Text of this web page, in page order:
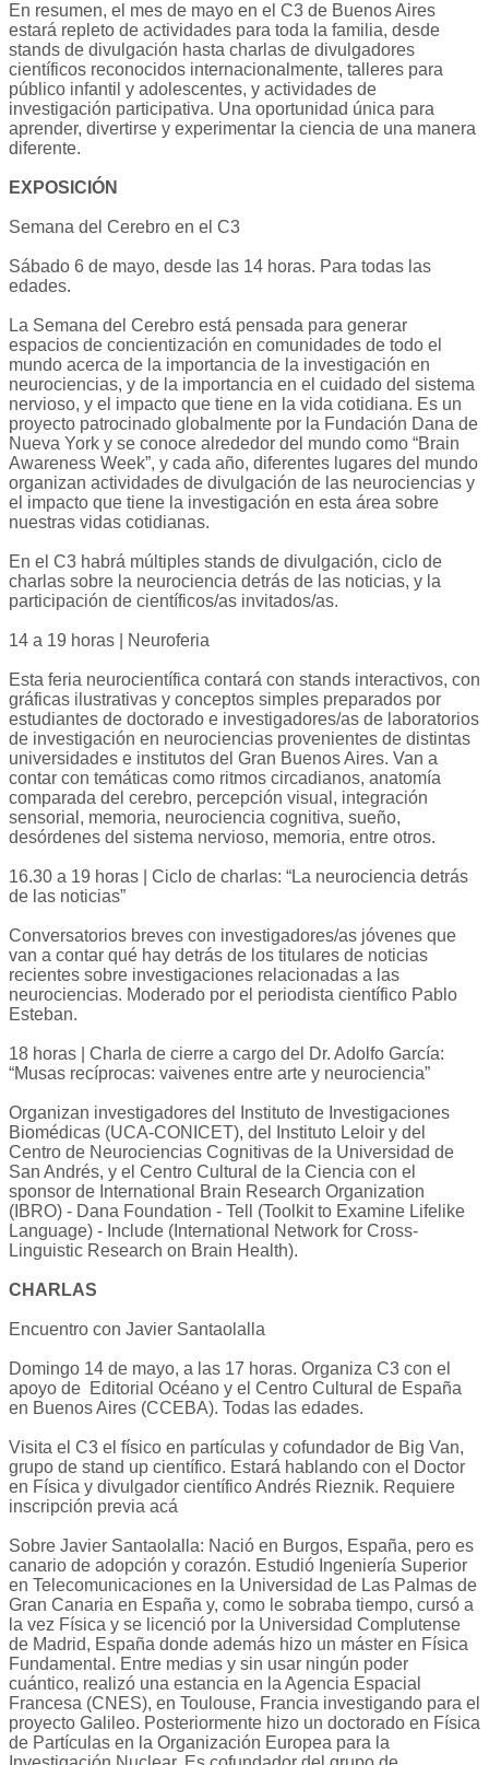
En resumen, el mes de mayo en el C3 de Buenos Aires
estará repleto de actividades para toda la familia, desde
stands de divulgación hasta charlas de divulgadores
científicos reconocidos internacionalmente, talleres para
público infantil y adolescentes, y actividades de
investigación participativa. Una oportunidad única para
aprender, divertirse y experimentar la ciencia de una manera
diferente.
EXPOSICIÓN
Semana del Cerebro en el C3
Sábado 6 de mayo, desde las 14 horas. Para todas las
edades.
La Semana del Cerebro está pensada para generar
espacios de concientización en comunidades de todo el
mundo acerca de la importancia de la investigación en
neurociencias, y de la importancia en el cuidado del sistema
nervioso, y el impacto que tiene en la vida cotidiana. Es un
proyecto patrocinado globalmente por la Fundación Dana de
Nueva York y se conoce alrededor del mundo como “Brain
Awareness Week”, y cada año, diferentes lugares del mundo
organizan actividades de divulgación de las neurociencias y
el impacto que tiene la investigación en esta área sobre
nuestras vidas cotidianas.
En el C3 habrá múltiples stands de divulgación, ciclo de
charlas sobre la neurociencia detrás de las noticias, y la
participación de científicos/as invitados/as.
14 a 19 horas | Neuroferia
Esta feria neurocientífica contará con stands interactivos, con
gráficas ilustrativas y conceptos simples preparados por
estudiantes de doctorado e investigadores/as de laboratorios
de investigación en neurociencias provenientes de distintas
universidades e institutos del Gran Buenos Aires. Van a
contar con temáticas como ritmos circadianos, anatomía
comparada del cerebro, percepción visual, integración
sensorial, memoria, neurociencia cognitiva, sueño,
desórdenes del sistema nervioso, memoria, entre otros.
16.30 a 19 horas | Ciclo de charlas: “La neurociencia detrás
de las noticias”
Conversatorios breves con investigadores/as jóvenes que
van a contar qué hay detrás de los titulares de noticias
recientes sobre investigaciones relacionadas a las
neurociencias. Moderado por el periodista científico Pablo
Esteban.
18 horas | Charla de cierre a cargo del Dr. Adolfo García:
“Musas recíprocas: vaivenes entre arte y neurociencia”
Organizan investigadores del Instituto de Investigaciones
Biomédicas (UCA-CONICET), del Instituto Leloir y del
Centro de Neurociencias Cognitivas de la Universidad de
San Andrés, y el Centro Cultural de la Ciencia con el
sponsor de International Brain Research Organization
(IBRO) - Dana Foundation - Tell (Toolkit to Examine Lifelike
Language) - Include (International Network for Cross-
Linguistic Research on Brain Health).
CHARLAS
Encuentro con Javier Santaolalla
Domingo 14 de mayo, a las 17 horas. Organiza C3 con el
apoyo de Editorial Océano y el Centro Cultural de España
en Buenos Aires (CCEBA). Todas las edades.
Visita el C3 el físico en partículas y cofundador de Big Van,
grupo de stand up científico. Estará hablando con el Doctor
en Física y divulgador científico Andrés Rieznik. Requiere
inscripción previa acá
Sobre Javier Santaolalla: Nació en Burgos, España, pero es
canario de adopción y corazón. Estudió Ingeniería Superior
en Telecomunicaciones en la Universidad de Las Palmas de
Gran Canaria en España y, como le sobraba tiempo, cursó a
la vez Física y se licenció por la Universidad Complutense
de Madrid, España donde además hizo un máster en Física
Fundamental. Entre medias y sin usar ningún poder
cuántico, realizó una estancia en la Agencia Espacial
Francesa (CNES), en Toulouse, Francia investigando para el
proyecto Galileo. Posteriormente hizo un doctorado en Física
de Partículas en la Organización Europea para la